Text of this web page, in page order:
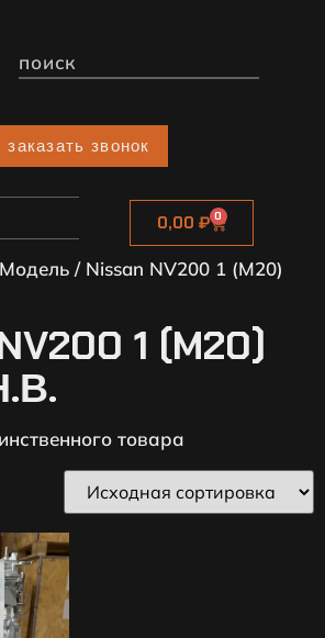
заказать звонок
0,00 ₽ 0
/ Nissan NV200 1 (M20)
1 (M20)
товара